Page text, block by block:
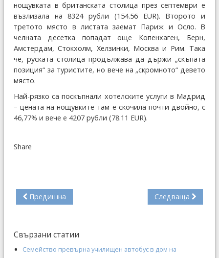
нощувката в британската столица през септември е
възлизала на 8324 рубли (154.56 EUR). Второто и
третото място в листата заемат Париж и Осло. В
челната десетка попадат още Копенхаген, Берн,
Амстердам, Стокхолм, Хелзинки, Москва и Рим. Така
че, руската столица продължава да държи „скъпата
позиция“ за туристите, но вече на „скромното“ девето
място.
Най-рязко са поскъпнали хотелските услуги в Мадрид
– цената на нощувките там е скочила почти двойно, с
46,77% и вече е 4207 рубли (78.11 EUR).
Share
Предишна Следваща
Свързани статии
Семейство превърна училищен автобус в дом на